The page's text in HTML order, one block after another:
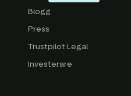
Blogg
Press
Trustpilot Legal
Investerare